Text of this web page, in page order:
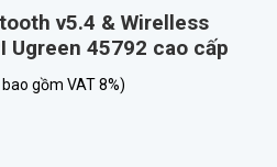
v5.4 & Wirelless
Ugreen 45792 cao cấp
gồm VAT 8%)